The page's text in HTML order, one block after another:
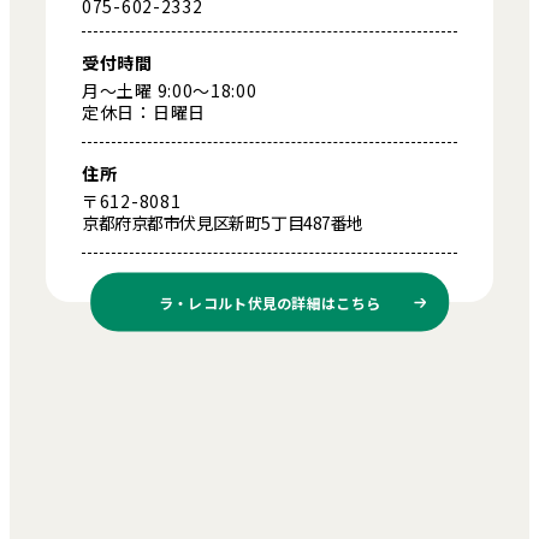
075-602-2332
受付時間
月～土曜 9:00～18:00
定休日：日曜日
住所
〒612-8081
京都府京都市伏見区新町5丁目487番地
ラ・レコルト伏見の詳細はこちら